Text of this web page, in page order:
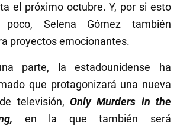
el próximo octubre. Y, por si esto
poco, Selena Gómez también
proyectos emocionantes.
parte, la estadounidense ha
que protagonizará una nueva
televisión, Only Murders in the
en la que también será